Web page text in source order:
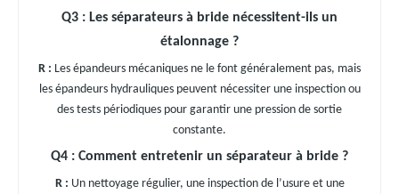
Q3 : Les séparateurs à bride nécessitent-ils un
étalonnage ?
R : Les épandeurs mécaniques ne le font généralement pas, mais
les épandeurs hydrauliques peuvent nécessiter une inspection ou
des tests périodiques pour garantir une pression de sortie
constante.
Q4 : Comment entretenir un séparateur à bride ?
R : Un nettoyage régulier, une inspection de l’usure et une